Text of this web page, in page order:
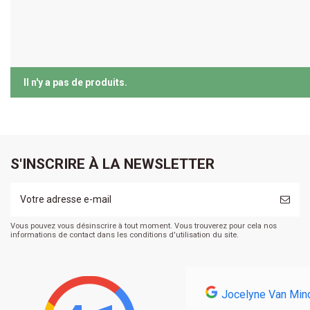
Il n'y a pas de produits.
S'INSCRIRE À LA NEWSLETTER
Vous pouvez vous désinscrire à tout moment. Vous trouverez pour cela nos
informations de contact dans les conditions d'utilisation du site.
Jocelyne Van